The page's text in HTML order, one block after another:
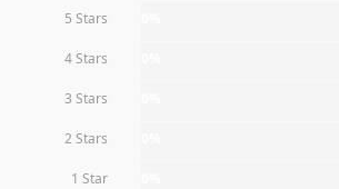
5 Stars
4 Stars
3 Stars
2 Stars
1 Star